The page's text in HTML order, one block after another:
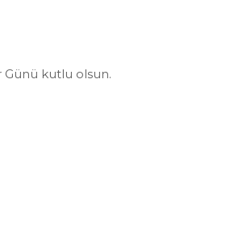
Günü kutlu olsun.